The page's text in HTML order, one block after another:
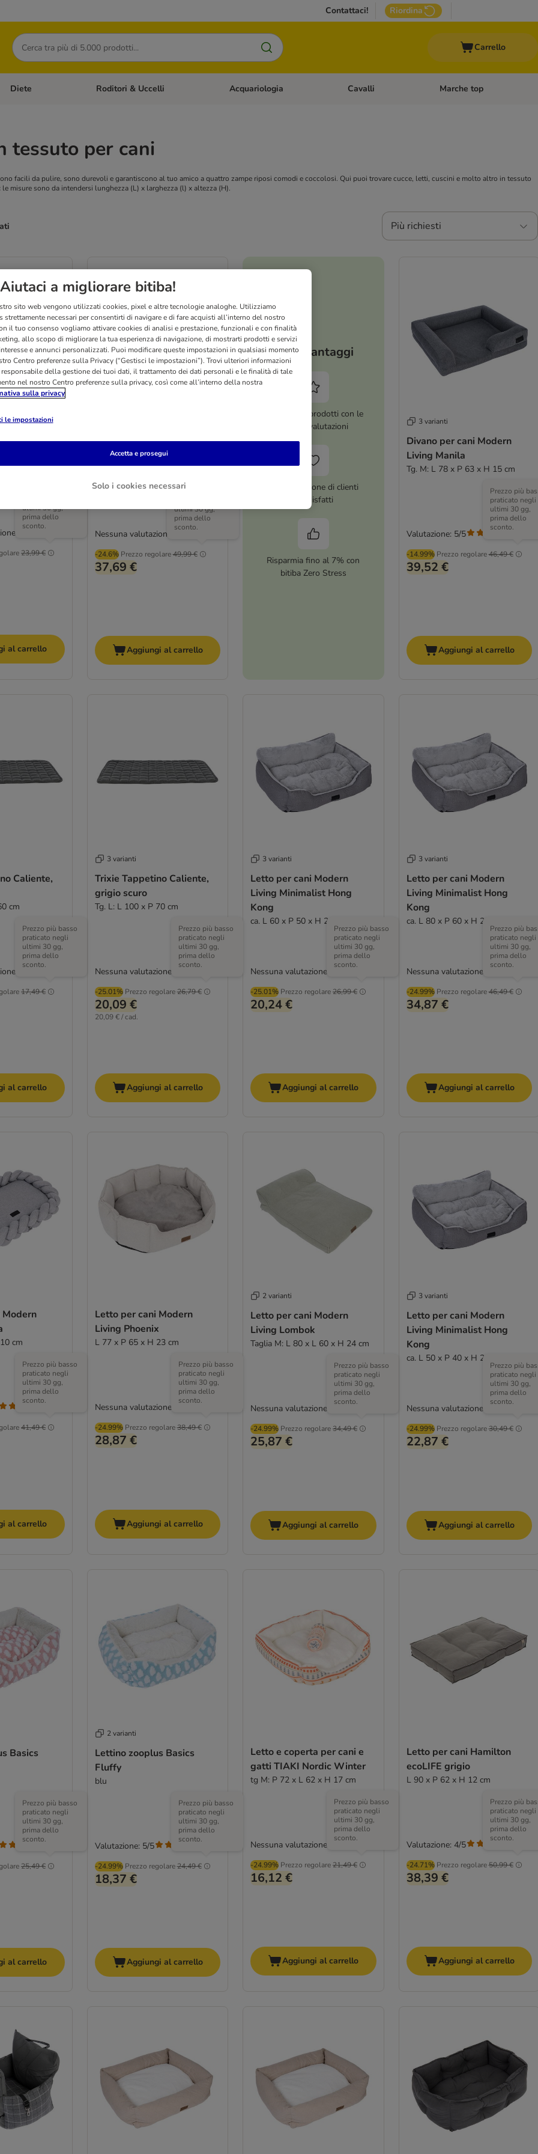
Contattaci! Riordina
Cerca
Carrello
Apri Menù Categoria: Cani
Diete Apri Menù Categoria: Diete
Roditori & Uccelli Apri Menù Categoria: Roditori & Uccelli
Acquariologia Apri Menù Categoria: Acquariologia
Cavalli Apri Menù Categoria: Cavalli
Marche top
tessuto per cani
facili da pulire, sono durevoli e garantiscono al tuo amico a quattro zampe riposi comodi e coccolosi. Qui puoi trovare cucce, letti, cuscini e molto altro in tessuto
le misure sono da intendersi lunghezza (L) x larghezza (l) x altezza (H).
Più richiesti
Snif Modern
23,99 €
ultimi 30 gg,
prima dello
sconto.
al carrello
Letto per cani Modern
Living Toronto ecoLIFE
L 100 x P 70 cm
-24.6% Prezzo regolare49,99 €
Prezzo più basso
ultimi 30 gg,
prima dello
sconto.
37,69 €
Nessuna valutazione
Aggiungi al carrello
I tuoi vantaggi
Oltre 8.000 prodotti con le
migliori valutazioni
Più di 1 milione di clienti
soddisfatti
Risparmia fino al 7% con
bitiba Zero Stress
3 varianti
Divano per cani Modern
Living Manila
Tg. M: L 78 x P 63 x H 15 cm
-14.99% Prezzo regolare46,49 €
Prezzo più
praticato negli
ultimi 30 gg,
prima dello
sconto.
39,52 €
Valutazione: 5/5
Aggiungi al carrello
Caliente,
cm
17,49 €
Prezzo più basso
praticato negli
ultimi 30 gg,
prima dello
sconto.
al carrello
3 varianti
Trixie Tappetino Caliente,
grigio scuro
Tg. L: L 100 x P 70 cm
-25.01% Prezzo regolare26,79 €
Prezzo più basso
praticato negli
ultimi 30 gg,
prima dello
sconto.
20,09 €
20,09 € / cad.
Nessuna valutazione
Aggiungi al carrello
3 varianti
Letto per cani Modern
Living Minimalist Hong
Kong
ca. L 60 x P 50 x H 25 cm
-25.01% Prezzo regolare26,99 €
Prezzo più basso
praticato negli
ultimi 30 gg,
prima dello
sconto.
20,24 €
Nessuna valutazione
Aggiungi al carrello
3 varianti
Letto per cani Modern
Living Minimalist Hong
Kong
ca. L 80 x P 60 x H 27 cm
-24.99% Prezzo regolare46,49 €
Prezzo più
praticato negli
ultimi 30 gg,
prima dello
sconto.
34,87 €
Nessuna valutazione
Aggiungi al carrello
cm
41,49 €
Prezzo più basso
praticato negli
ultimi 30 gg,
prima dello
sconto.
al carrello
Letto per cani Modern
Living Phoenix
L 77 x P 65 x H 23 cm
-24.99% Prezzo regolare38,49 €
Prezzo più basso
praticato negli
ultimi 30 gg,
prima dello
sconto.
28,87 €
Nessuna valutazione
Aggiungi al carrello
2 varianti
Letto per cani Modern
Living Lombok
Taglia M: L 80 x L 60 x H 24 cm
-24.99% Prezzo regolare34,49 €
Prezzo più basso
praticato negli
ultimi 30 gg,
prima dello
sconto.
25,87 €
Nessuna valutazione
Aggiungi al carrello
3 varianti
Letto per cani Modern
Living Minimalist Hong
Kong
ca. L 50 x P 40 x H 23 cm
-24.99% Prezzo regolare30,49 €
Prezzo più
praticato negli
ultimi 30 gg,
prima dello
sconto.
22,87 €
Nessuna valutazione
Aggiungi al carrello
Basics
25,49 €
Prezzo più basso
praticato negli
ultimi 30 gg,
prima dello
sconto.
al carrello
2 varianti
Lettino zooplus Basics
Fluffy
blu
-24.99% Prezzo regolare24,49 €
Prezzo più basso
praticato negli
ultimi 30 gg,
prima dello
sconto.
18,37 €
Valutazione: 5/5
Aggiungi al carrello
Letto e coperta per cani e
gatti TIAKI Nordic Winter
tg M: P 72 x L 62 x H 17 cm
-24.99% Prezzo regolare21,49 €
Prezzo più basso
praticato negli
ultimi 30 gg,
prima dello
sconto.
16,12 €
Nessuna valutazione
Aggiungi al carrello
Letto per cani Hamilton
ecoLIFE grigio
L 90 x P 62 x H 12 cm
-24.71% Prezzo regolare50,99 €
Prezzo più
praticato negli
ultimi 30 gg,
prima dello
sconto.
38,39 €
Valutazione: 4/5
Aggiungi al carrello
Aiutaci a migliorare bitiba!
sito web vengono utilizzati cookies, pixel e altre tecnologie analoghe. Utilizziamo
strettamente necessari per consentirti di navigare e di fare acquisti all’interno del nostro
il tuo consenso vogliamo attivare cookies di analisi e prestazione, funzionali e con finalità
allo scopo di migliorare la tua esperienza di navigazione, di mostrarti prodotti e servizi
e annunci personalizzati. Puoi modificare queste impostazioni in qualsiasi momento
Centro preferenze sulla Privacy (“Gestisci le impostazioni”). Trovi ulteriori informazioni
della gestione dei tuoi dati, il trattamento dei dati personali e le finalità di tale
nel nostro Centro preferenze sulla privacy, così come all’interno della nostra
sulla privacy
le impostazioni
Solo i cookies necessari
Accetta e prosegui